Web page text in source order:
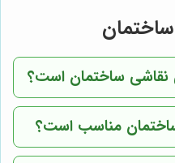
نقاشی ساختمان است؟
مناسب است؟